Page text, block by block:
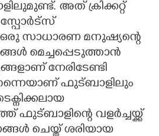
അത് ക്രിക്കറ്റ്
സ്പോർട്സ്
സാധാരണ മനുഷ്യന്റെ
മെച്ചപ്പെടുത്താൻ
നേരിടേണ്ടി
ഫുട്ബാളിലും
ഫുട്ബാളിന്റെ വളർച്ചയ്ക്ക്
ചെയ്ത് ശരിയായ